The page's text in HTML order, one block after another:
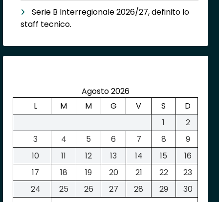
Serie B Interregionale 2026/27, definito lo
staff tecnico.
Agosto 2026
L
M M G V S
D
1
2
3
4 5 6 7 8
9
10
11 12 13 14 15
16
17
18 19 20 21 22
23
24
25 26 27 28 29
30